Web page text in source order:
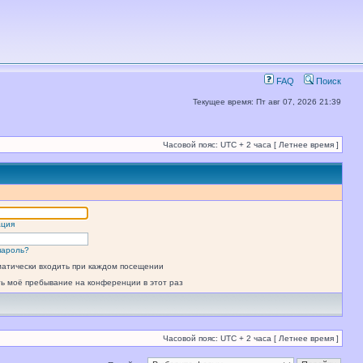
FAQ Поиск
Текущее время: Пт авг 07, 2026 21:39
Часовой пояс: UTC + 2 часа [ Летнее время ]
входить при каждом посещении
моё пребывание на конференции в этот раз
Часовой пояс: UTC + 2 часа [ Летнее время ]